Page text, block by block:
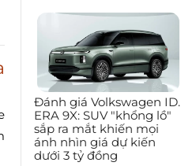
Đánh giá Volkswagen ID.
ERA 9X: SUV "khổng lồ"
sắp ra mắt khiến mọi
ánh nhìn giá dự kiến
dưới 3 tỷ đồng